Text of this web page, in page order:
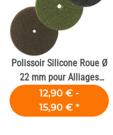
Polissoir Silicone Roue Ø
22 mm pour Alliages
Dentaires
12,90 € -
15,90 € *